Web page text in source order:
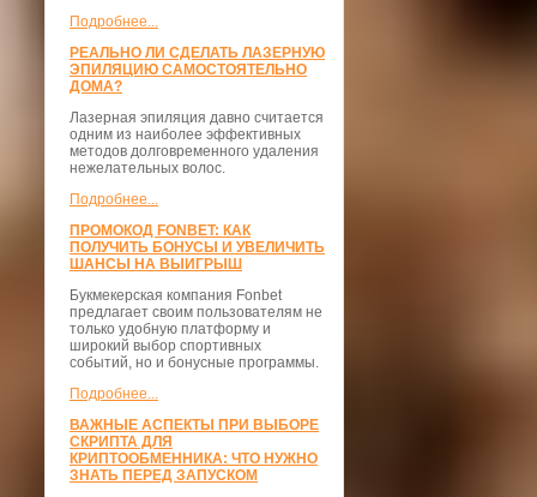
Подробнее...
РЕАЛЬНО ЛИ СДЕЛАТЬ ЛАЗЕРНУЮ
ЭПИЛЯЦИЮ САМОСТОЯТЕЛЬНО
ДОМА?
Лазерная эпиляция давно считается
одним из наиболее эффективных
методов долговременного удаления
нежелательных волос.
Подробнее...
ПРОМОКОД FONBET: КАК
ПОЛУЧИТЬ БОНУСЫ И УВЕЛИЧИТЬ
ШАНСЫ НА ВЫИГРЫШ
Букмекерская компания Fonbet
предлагает своим пользователям не
только удобную платформу и
широкий выбор спортивных
событий, но и бонусные программы.
Подробнее...
ВАЖНЫЕ АСПЕКТЫ ПРИ ВЫБОРЕ
СКРИПТА ДЛЯ
КРИПТООБМЕННИКА: ЧТО НУЖНО
ЗНАТЬ ПЕРЕД ЗАПУСКОМ